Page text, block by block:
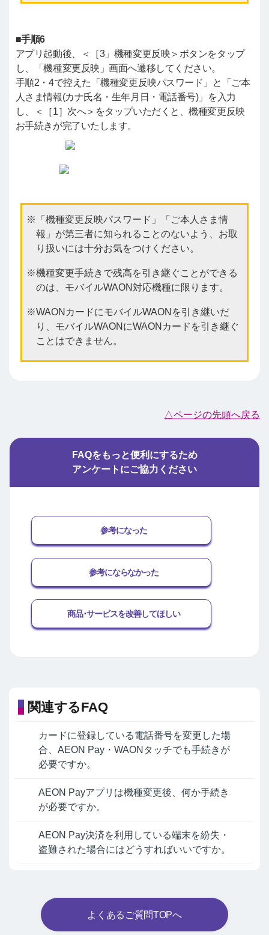
■手順6
アプリ起動後、＜［3」機種変更反映＞ボタンをタップ
し、「機種変更反映」画面へ遷移してください。
手順2・4で控えた「機種変更反映パスワード」と「ご本
人さま情報(カナ氏名・生年月日・電話番号)」を入力
し、＜［1］次へ＞をタップいただくと、機種変更反映
お手続きが完了いたします。
「機種変更反映パスワード」「ご本人さま情
報」が第三者に知られることのないよう、お取
り扱いには十分お気をつけください。
機種変更手続きで残高を引き継ぐことができる
のは、モバイルWAON対応機種に限ります。
WAONカードにモバイルWAONを引き継いだ
り、モバイルWAONにWAONカードを引き継ぐ
ことはできません。
△ページの先頭へ戻る
FAQをもっと便利にするため
アンケートにご協力ください
参考になった
参考にならなかった
商品･サービスを改善してほしい
関連するFAQ
カードに登録している電話番号を変更した場
合、AEON Pay・WAONタッチでも手続きが
必要ですか。
AEON Payアプリは機種変更後、何か手続き
が必要ですか。
AEON Pay決済を利用している端末を紛失・
盗難された場合にはどうすればいいですか。
よくあるご質問TOPへ